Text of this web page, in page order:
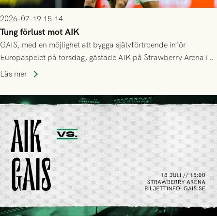
2026-07-19 15:14
Tung förlust mot AIK
GAIS, med en möjlighet att bygga självförtroende inför
Europaspelet på torsdag, gästade AIK på Strawberry Arena i
Stockholm . Men trots konstant hotande i första halvlek av
lyckades få in 2-0.
Läs mer